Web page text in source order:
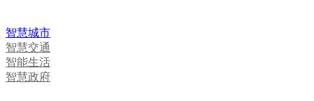
智慧城市
智慧交通
智能生活
智慧政府